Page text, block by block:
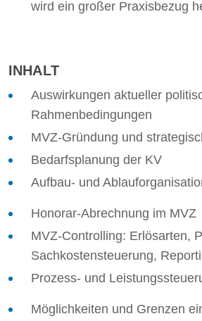
wird ein großer Praxisbezug
INHALT
Auswirkungen aktueller
Rahmenbedingungen
MVZ-Gründung und
Bedarfsplanung der KV
Aufbau- und
Honorar-Abrechnung im MVZ
MVZ-Controlling: Erlösarten,
Sachkostensteuerung,
Prozess- und
Möglichkeiten und Grenzen